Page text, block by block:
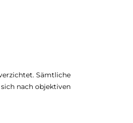
Sämtliche
nach objektiven